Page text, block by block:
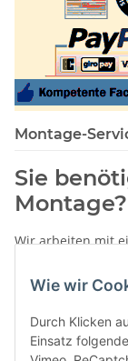
Wie wir
Durch Klicken
Einsatz
Montage-
Sie
Montage?
Wir arbeiten mit
Rufen Sie uns
oder